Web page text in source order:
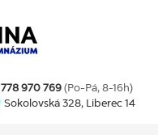
778 970 769 (Po-Pá, 8-16h)
Sokolovská 328, Liberec 14